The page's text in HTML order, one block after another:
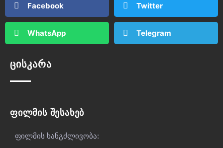
Facebook Twitter
WhatsApp Telegram
ცისკარა
ფილმის შესახებ
ფილმის ხანგძლივობა: